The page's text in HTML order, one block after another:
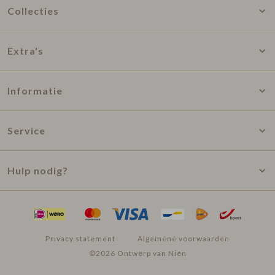
Collecties
Extra's
Informatie
Service
Hulp nodig?
Privacy statement
Algemene voorwaarden
©2026 Ontwerp van Nien